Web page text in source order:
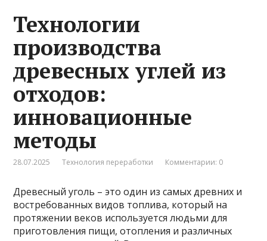
Технологии
производства
древесных углей из
отходов:
инновационные
методы
28.07.2025 Технология переработки Комментарии: 0
Древесный уголь – это один из самых древних и
востребованных видов топлива, который на
протяжении веков используется людьми для
приготовления пищи, отопления и различных